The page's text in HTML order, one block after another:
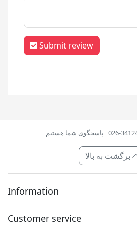
Submit review
پاسخگوی شما هستیم
Information
Customer service